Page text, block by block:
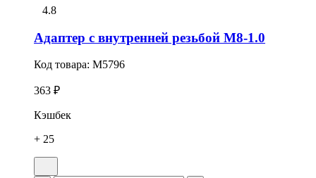
4.8
Адаптер с внутренней резьбой M8-1.0
Код товара: M5796
363 ₽
Кэшбек
+ 25